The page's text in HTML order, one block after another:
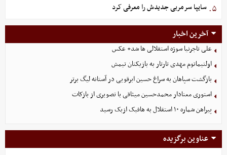
۵. سایپا سرمربی جدیدش را معرفی کرد
آخرین اخبار
علی تاجرنیا سوژه استقلالی‌ ها شد+ عکس
اولتیماتوم مهدی تارتار به بازیکنان تیمش
بازگشت سپاهان به سراغ حسین ابرقویی در آستانه لیگ برتر
استوری معنادار محمدحسین میثاقی با تصویری از بازکات
پیراهن شماره ۱۰ استقلال به هافبک ازبک رسید
عناوین برگزیده